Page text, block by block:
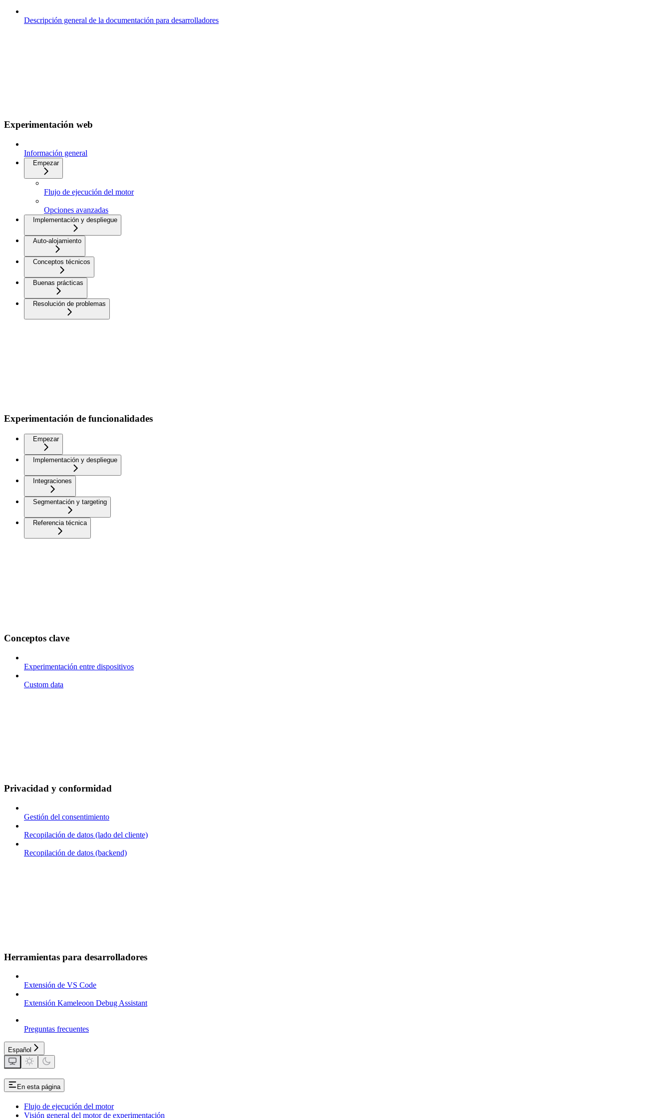
Descripción general de la documentación para desarrolladores
Experimentación web
Información general
Empezar
Flujo de ejecución del motor
Opciones avanzadas
Implementación y despliegue
Auto-alojamiento
Conceptos técnicos
Buenas prácticas
Resolución de problemas
Experimentación de funcionalidades
Empezar
Implementación y despliegue
Integraciones
Segmentación y targeting
Referencia técnica
Conceptos clave
Experimentación entre dispositivos
Custom data
Privacidad y conformidad
Gestión del consentimiento
Recopilación de datos (lado del cliente)
Recopilación de datos (backend)
Herramientas para desarrolladores
Extensión de VS Code
Extensión Kameleoon Debug Assistant
Preguntas frecuentes
Español
En esta página
Flujo de ejecución del motor
Visión general del motor de experimentación